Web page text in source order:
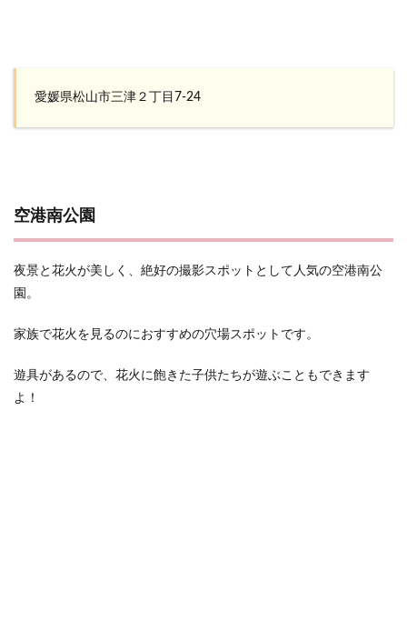
愛媛県松山市三津２丁目7-24
空港南公園
夜景と花火が美しく、絶好の撮影スポットとして人気の空港南公
園。
家族で花火を見るのにおすすめの穴場スポットです。
遊具があるので、花火に飽きた子供たちが遊ぶこともできます
よ！